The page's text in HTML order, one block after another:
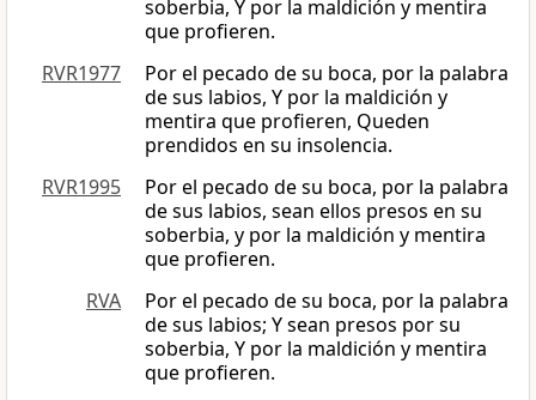
soberbia, Y por la maldición y mentira
que profieren.
RVR1977
Por el pecado de su boca, por la palabra
de sus labios, Y por la maldición y
mentira que profieren, Queden
prendidos en su insolencia.
RVR1995
Por el pecado de su boca, por la palabra
de sus labios, sean ellos presos en su
soberbia, y por la maldición y mentira
que profieren.
RVA
Por el pecado de su boca, por la palabra
de sus labios; Y sean presos por su
soberbia, Y por la maldición y mentira
que profieren.